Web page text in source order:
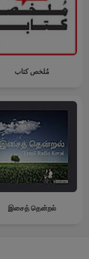
مُلخص كتاب
இசைத் தென்றல்